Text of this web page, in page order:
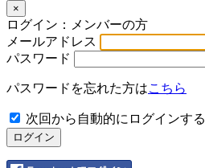
×
ログイン：メンバーの方
メールアドレス
パスワード
パスワードを忘れた方はこちら
次回から自動的にログインする